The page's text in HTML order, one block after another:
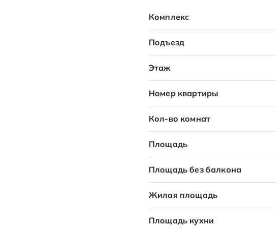
Комплекс
Подъезд
Этаж
Номер квартиры
Кол-во комнат
Площадь
Площадь без балкона
Жилая площадь
Площадь кухни